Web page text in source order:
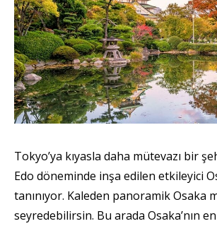
Tokyo’ya kıyasla daha mütevazı bir
Edo döneminde inşa edilen etkileyici
tanınıyor. Kaleden panoramik Osaka
seyredebilirsin. Bu arada Osaka’nın